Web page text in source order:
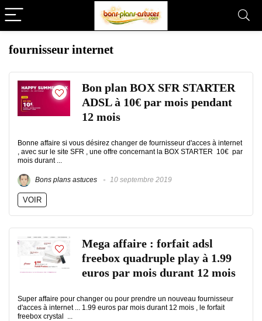
fournisseur internet
Bon plan BOX SFR STARTER
ADSL à 10€ par mois pendant
12 mois
Bonne affaire si vous désirez changer de fournisseur d'acces à internet
, avec sur le site SFR , une offre concernant la BOX STARTER 10€ par
mois durant ...
Bons plans astuces 10 septembre 2019
VOIR
Mega affaire : forfait adsl
freebox quadruple play à 1.99
euros par mois durant 12 mois
Super affaire pour changer ou pour prendre un nouveau fournisseur
d'acces à internet ... 1.99 euros par mois durant 12 mois , le forfait
freebox crystal ...